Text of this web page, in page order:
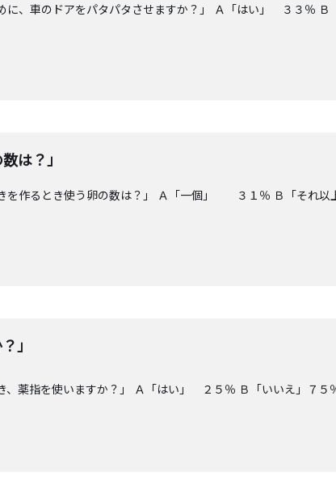
に、車のドアをパタパタさせますか？」 Ａ「はい」 ３３％ Ｂ
は？」
を作るとき使う卵の数は？」 Ａ「一個」 ３１％ Ｂ「それ以
」
、薬指を使いますか？」 Ａ「はい」 ２５％ Ｂ「いいえ」７５